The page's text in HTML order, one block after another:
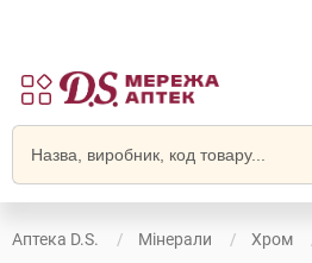
Аптека D.S. Мінерали Хром